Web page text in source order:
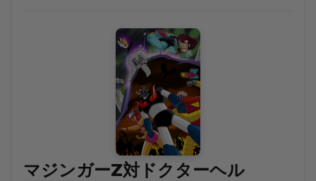
マジンガーZ対ドクターヘル